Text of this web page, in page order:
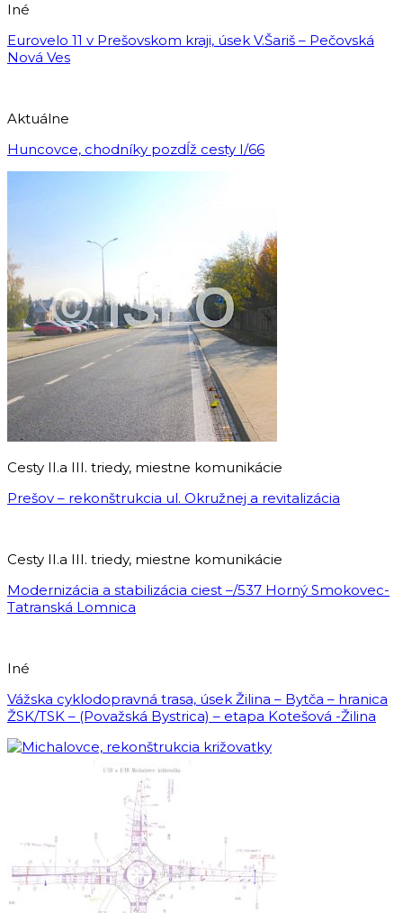
Iné
Eurovelo 11 v Prešovskom kraji, úsek V.Šariš – Pečovská
Nová Ves
Aktuálne
Huncovce, chodníky pozdĺž cesty I/66
Cesty II.a III. triedy, miestne komunikácie
Prešov – rekonštrukcia ul. Okružnej a revitalizácia
Cesty II.a III. triedy, miestne komunikácie
Modernizácia a stabilizácia ciest –/537 Horný Smokovec-
Tatranská Lomnica
Iné
Vážska cyklodopravná trasa, úsek Žilina – Bytča – hranica
ŽSK/TSK – (Považská Bystrica) – etapa Kotešová -Žilina